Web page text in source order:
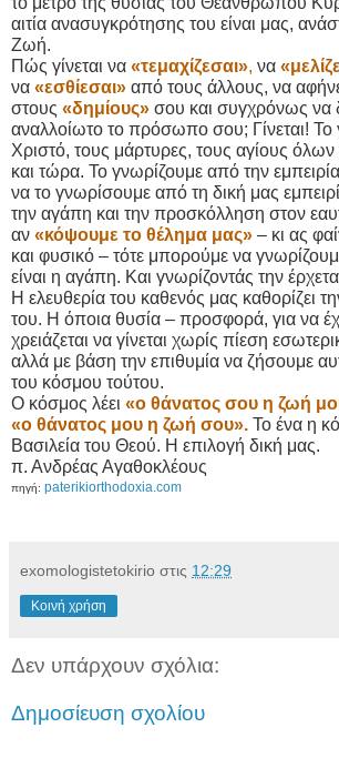
αιτία ανασυγκρότησης του είναι μας,
Ζωή.
Πώς γίνεται να «τεμαχίζεσαι», να
να «εσθίεσαι» από τους άλλους, να
στους «δημίους» σου και συγχρόνως να
αναλλοίωτο το πρόσωπο σου; Γίνεται! Το
Χριστό, τους μάρτυρες, τους αγίους
και τώρα. Το γνωρίζουμε από την
να το γνωρίσουμε από τη δική μας
την αγάπη και την προσκόλληση στον
αν «κόψουμε το θέλημα μας» – κι ας
και φυσικό – τότε μπορούμε να
είναι η αγάπη. Και γνωρίζοντάς την
Η ελευθερία του καθενός μας καθορίζει
του. Η όποια θυσία – προσφορά, για να
χρειάζεται να γίνεται χωρίς πίεση
αλλά με βάση την επιθυμία να ζήσουμε
του κόσμου τούτου.
Ο κόσμος λέει «ο θάνατος σου η ζωή
«ο θάνατος μου η ζωή σου». Το ένα η
Βασιλεία του Θεού. Η επιλογή δική μας.
π. Ανδρέας Αγαθοκλέους
πηγή: paterikiorthodoxia.com
exomologistetokirio στις 12:29
Κοινή χρήση
Δεν υπάρχουν σχόλια:
Δημοσίευση σχολίου